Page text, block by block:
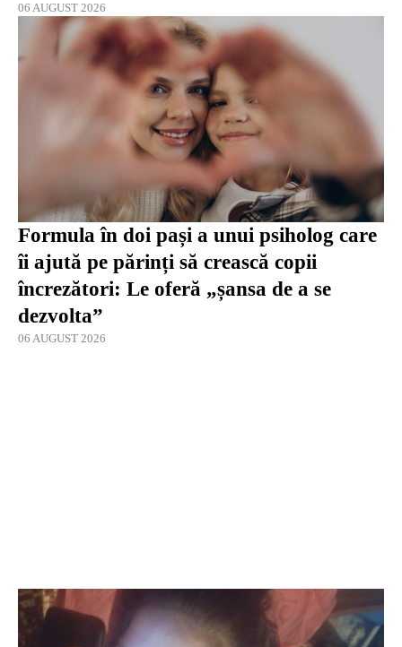
06 AUGUST 2026
Formula în doi pași a unui psiholog care
îi ajută pe părinți să crească copii
încrezători: Le oferă „șansa de a se
dezvolta”
06 AUGUST 2026